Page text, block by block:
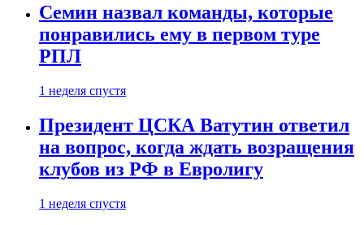
Семин назвал команды, которые
понравились ему в первом туре
РПЛ
1 неделя спустя
Президент ЦСКА Ватутин ответил
на вопрос, когда ждать возращения
клубов из РФ в Евролигу
1 неделя спустя